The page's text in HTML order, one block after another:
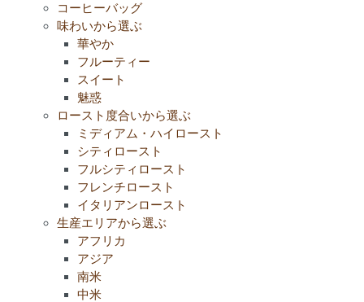
コーヒーバッグ
味わいから選ぶ
華やか
フルーティー
スイート
魅惑
ロースト度合いから選ぶ
ミディアム・ハイロースト
シティロースト
フルシティロースト
フレンチロースト
イタリアンロースト
生産エリアから選ぶ
アフリカ
アジア
南米
中米